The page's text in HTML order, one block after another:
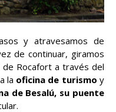
y atravesamos de
de continuar, giramos
Rocafort a través del
la oficina de turismo y
de Besalú, su puente